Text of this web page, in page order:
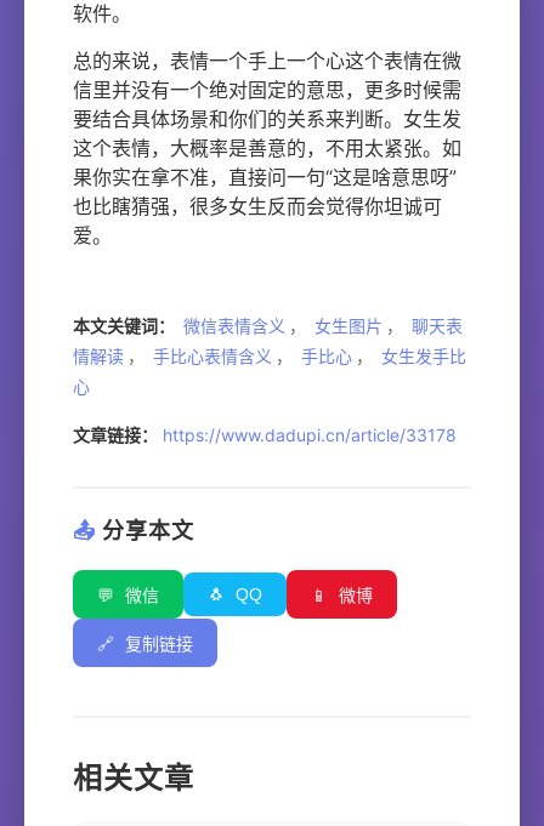
软件。
总的来说，表情一个手上一个心这个表情在微
信里并没有一个绝对固定的意思，更多时候需
要结合具体场景和你们的关系来判断。女生发
这个表情，大概率是善意的，不用太紧张。如
果你实在拿不准，直接问一句“这是啥意思呀”
也比瞎猜强，很多女生反而会觉得你坦诚可
爱。
本文关键词： 微信表情含义 ， 女生图片 ，
聊天表
情解读 ， 手比心表情含义 ， 手比心 ，
女生发手比
心
文章链接： https://www.dadupi.cn/article/33178
📤 分享本文
💬 微信 🐧 QQ 📱 微博
🔗 复制链接
相关文章